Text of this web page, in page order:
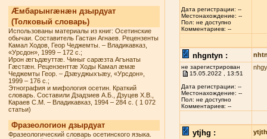
Æмбарынгæнæн дзырдуат
(Толковый словарь)
Использованы материалы из книг: Осетинские
обычаи. Составитель Гастан Агнаев. Рецензенты
Камал Ходов, Геор Чеджемты. – Владикавказ,
«Урсдон», 1999 – 172 с.;
Ирон æгъдæуттæ. Чиныг сарæзта Агънаты
Гæстæн. Рецензенттæ Ходы Камал æмæ
Чеджемты Геор. – Дзæуджыхъæу, «Урсдон»,
1999 – 176 с.;
Этнография и мифология осетин. Краткий
словарь. Составили Дзадзиев А.Б., Дзуцев Х.В.,
Караев С.М. – Владикавказ, 1994 – 284 с. ( 1 072
статьи)
Фразеологион дзырдуат
Фразеологический словарь осетинского языка.
Дата регистрации: --
Местонахождение: --
Пол: не доступно
Комментариев: --
nhgntyn :
не зарегистрирован
15.05.2022 , 13:51
Дата регистрации: --
Местонахождение: --
Пол: не доступно
Комментариев: --
ytjhg : ytjth